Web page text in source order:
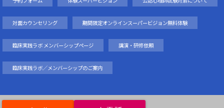
対面カウンセリング 期間限定オンラインスーパービジョン無料体験
臨床実践ラボ メンバーシップページ 講演・研修依頼
臨床実践ラボ／メンバーシップのご案内